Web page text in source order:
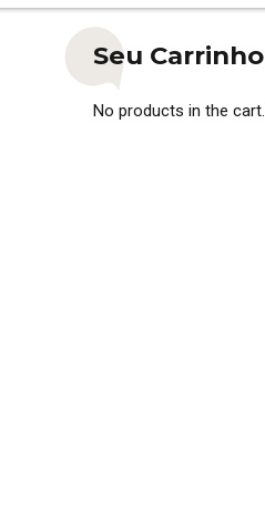
Seu Carrinho
No products in the cart.